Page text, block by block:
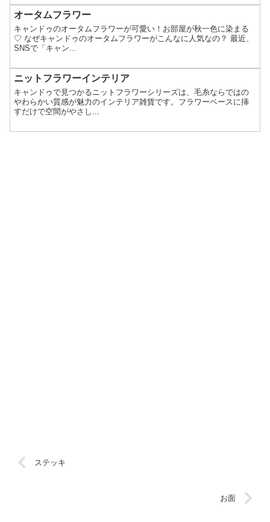
オータムフラワー
キャンドゥのオータムフラワーが可愛い！お部屋が秋一色に染まる
♡ なぜキャンドゥのオータムフラワーがこんなに人気なの？ 最近、
SNSで「キャン...
ニットフラワーインテリア
キャンドゥで見つかるニットフラワーシリーズは、毛糸ならではの
やわらかい質感が魅力のインテリア雑貨です。フラワーベースに挿
すだけで空間がやさし...
ステッキ
お面